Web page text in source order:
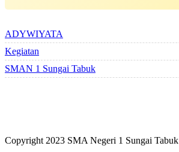
ADYWIYATA
Kegiatan
SMAN 1 Sungai Tabuk
Copyright 2023 SMA Negeri 1 Sungai Tabuk